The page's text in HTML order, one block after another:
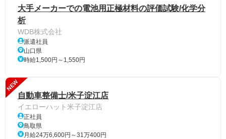
大手メーカーでの電池用正極材料の評価試験/化学分
析
WDB株式会社
派遣社員
山口県
時給1,500円～1,550円
NEW
自動車整備士/米子淀江店
イエローハット米子淀江店
正社員
鳥取県
月給24万6,600円～31万400円